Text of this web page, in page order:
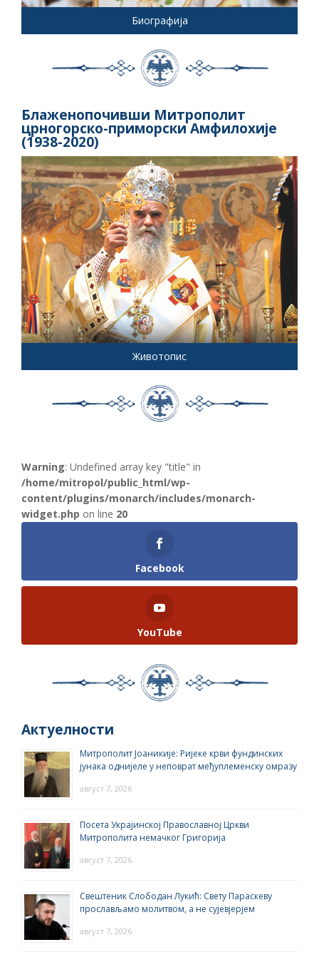
Биографија
Блаженопочивши Митрополит
црногорско-приморски Амфилохије
(1938-2020)
Животопис
Warning: Undefined array key "title" in
/home/mitropol/public_html/wp-
content/plugins/monarch/includes/monarch-
widget.php on line 20
Facebook
YouTube
Актуелности
Митрополит Јоаникије: Ријеке крви фундинских
јунака однијеле у неповрат међуплеменску омразу
август 7, 2026
Посета Украјинској Православној Цркви
Митрополита немачког Григорија
август 7, 2026
Свештеник Слободан Лукић: Свету Параскеву
прослављамо молитвом, а не сујевјерјем
август 7, 2026